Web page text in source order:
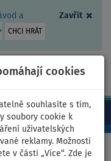
Zavřít ×
a
CHCI HRÁT
cookies
souhlasíte s tím,
soubory cookie k
uživatelských
reklamy. Možnosti
v části „Více“. Zde je
467 409 090 0ks